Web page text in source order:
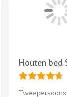
Houten bed